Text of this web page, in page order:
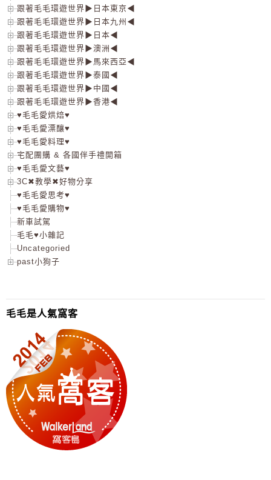
跟著毛毛環遊世界▶日本東京◀
跟著毛毛環遊世界▶日本九州◀
跟著毛毛環遊世界▶日本◀
跟著毛毛環遊世界▶澳洲◀
跟著毛毛環遊世界▶馬來西亞◀
跟著毛毛環遊世界▶泰國◀
跟著毛毛環遊世界▶中國◀
跟著毛毛環遊世界▶香港◀
♥毛毛愛烘焙♥
♥毛毛愛漂釀♥
♥毛毛愛料理♥
宅配團購 & 各國伴手禮開箱
♥毛毛愛文藝♥
3C✖教學✖好物分享
♥毛毛愛思考♥
♥毛毛愛購物♥
新車試駕
毛毛♥小雜記
Uncategoried
past小狗子
毛毛是人氣窩客